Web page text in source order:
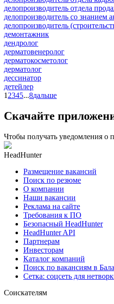
делопроизводитель отдела
делопроизводитель со знанием
делопроизводитель
демонтажник
дендролог
дерматовенеролог
дерматокосметолог
дерматолог
дессинатор
детейлер
1 2345...8дальше
Скачайте
Чтобы получать уведомления о
HeadHunter
Размещение вакансий
Поиск по резюме
О компании
Наши вакансии
Реклама на сайте
Требования к ПО
Безопасный HeadHunter
HeadHunter API
Партнерам
Инвесторам
Каталог компаний
Поиск по вакансиям в
Сетка: соцсеть для
Соискателям